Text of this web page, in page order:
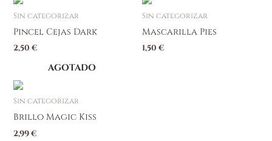
Sin categorizar
Pincel Cejas Dark
2,50€
Sin categorizar
Mascarilla Pies
1,50€
AGOTADO
Sin categorizar
Brillo Magic Kiss
2,99€